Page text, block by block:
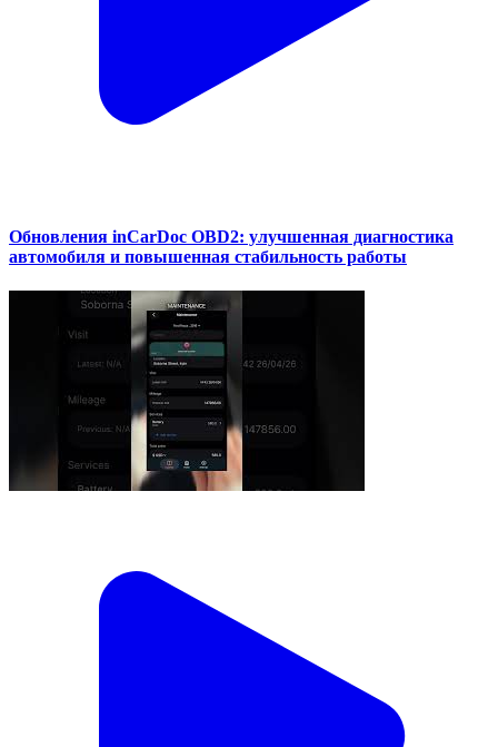
Обновления inCarDoc OBD2: улучшенная диагностика
автомобиля и повышенная стабильность работы